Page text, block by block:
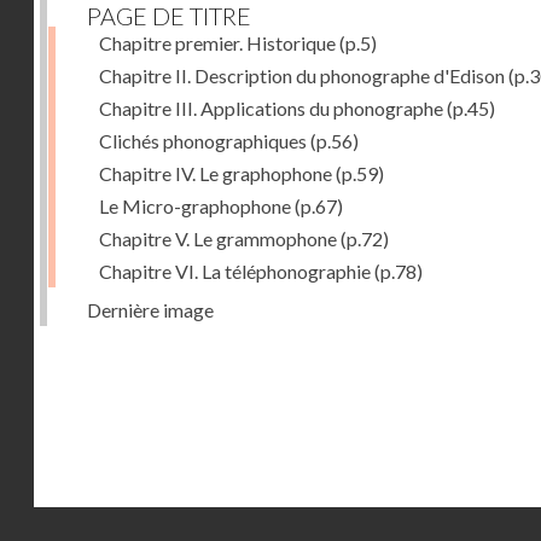
PAGE DE TITRE
Chapitre premier. Historique(p.5)
Chapitre II. Description du phonographe d'Edison
Chapitre III. Applications du phonographe(p.45)
Clichés phonographiques (p.56)
Chapitre IV. Le graphophone(p.59)
Le Micro-graphophone(p.67)
Chapitre V. Le grammophone(p.72)
Chapitre VI. La téléphonographie(p.78)
Dernière image